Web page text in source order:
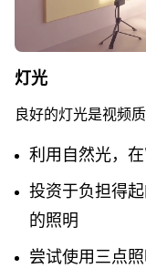
灯光
良好的灯光是视频
利用自然光，
投资于负担得
的照明
尝试使用三点